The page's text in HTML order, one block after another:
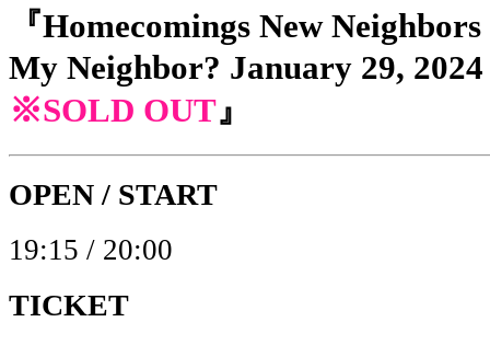
『Homecomings New
My Neighbor? January 29,
※SOLD OUT』
OPEN / START
19:15 / 20:00
TICKET